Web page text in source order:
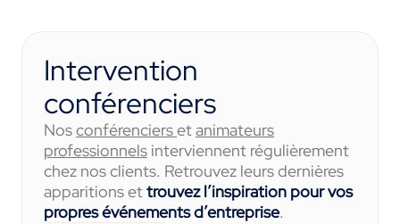
Intervention
conférenciers
Nosconférenciersetanimateurs
professionnels interviennent régulièrement
chez nos clients. Retrouvez leurs dernières
apparitions ettrouvez l’inspiration pour vos
propres événements d’entreprise.